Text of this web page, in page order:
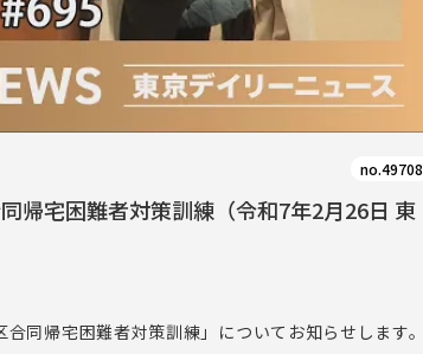
no.49708
帰宅困難者対策訓練（令和7年2月26日 東
同帰宅困難者対策訓練」についてお知らせします。